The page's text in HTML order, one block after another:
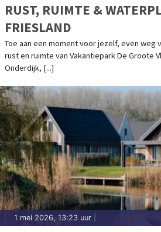
RUST, RUIMTE &
FRIESLAND
Toe aan een moment voor jezelf, even weg
rust en ruimte van Vakantiepark De Groote
Onderdijk, [...]
1 mei 2026, 13:23 uur